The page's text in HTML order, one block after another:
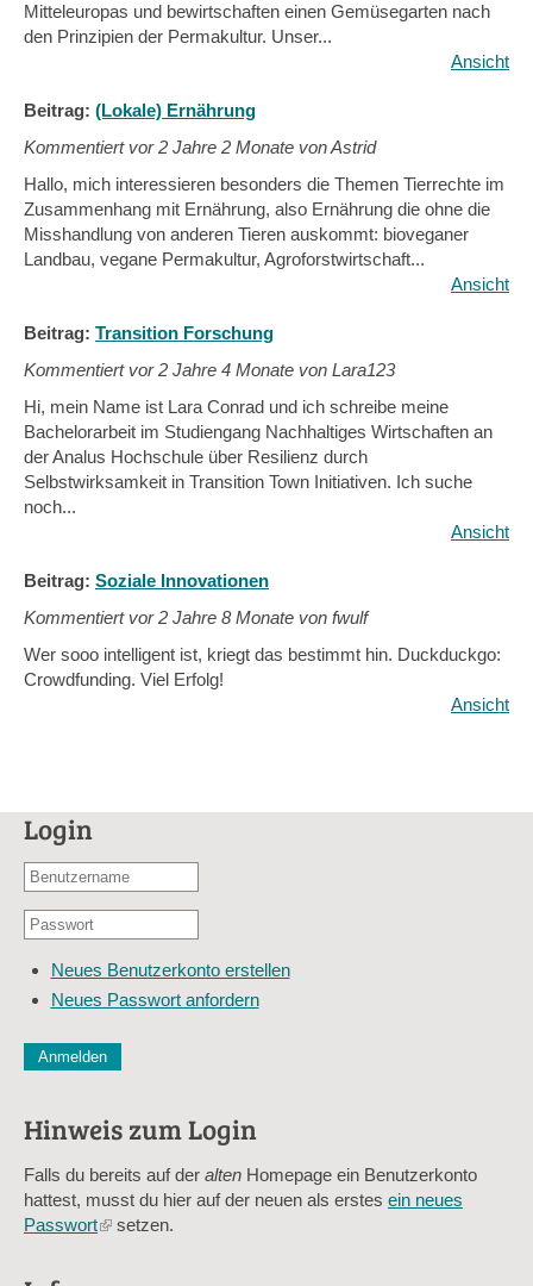
Mitteleuropas und bewirtschaften einen Gemüsegarten nach
den Prinzipien der Permakultur. Unser...
Ansicht
Beitrag: (Lokale) Ernährung
Kommentiert vor2 Jahre 2 Monate von Astrid
Hallo, mich interessieren besonders die Themen Tierrechte im
Zusammenhang mit Ernährung, also Ernährung die ohne die
Misshandlung von anderen Tieren auskommt: bioveganer
Landbau, vegane Permakultur, Agroforstwirtschaft...
Ansicht
Beitrag: Transition Forschung
Kommentiert vor2 Jahre 4 Monate von Lara123
Hi, mein Name ist Lara Conrad und ich schreibe meine
Bachelorarbeit im Studiengang Nachhaltiges Wirtschaften an
der Analus Hochschule über Resilienz durch
Selbstwirksamkeit in Transition Town Initiativen. Ich suche
noch...
Ansicht
Beitrag: Soziale Innovationen
Kommentiert vor2 Jahre 8 Monate von fwulf
Wer sooo intelligent ist, kriegt das bestimmt hin. Duckduckgo:
Crowdfunding. Viel Erfolg!
Ansicht
Login
Benutzername
E-
Adresse
Passwort
Neues Benutzerkonto erstellen
Neues Passwort anfordern
Diese Sicherheitsfrage überprüft, ob Sie ein menschlicher
Sag mir nicht, wie viele Sternlein stehen
Hinweis zum Login
Falls du bereits auf der alten Homepage ein Benutzerkonto
hattest, musst du hier auf der neuen als erstes ein neues
Passwort(linksetzen.